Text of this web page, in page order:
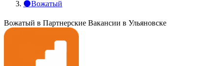
⚫Вожатый
Вожатый в Партнерские Вакансии в Ульяновске